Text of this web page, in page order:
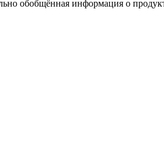
обобщённая информация о